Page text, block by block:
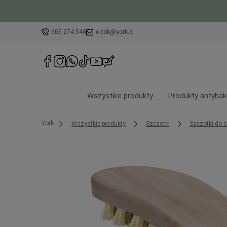
605 274 540 e-bok@york.pl
Wszystkie produkty Produkty
York Wszystkie produkty Szczotki Szczotki do